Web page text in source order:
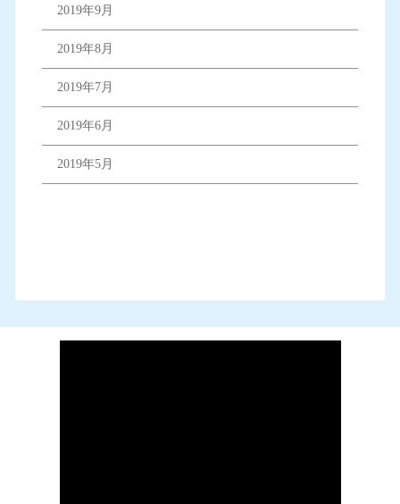
2019年9月
2019年8月
2019年7月
2019年6月
2019年5月